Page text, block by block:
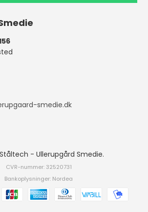
smedie.dk
- Ullerupgård Smedie.
CVR-nummer: 32520731
Bankoplysninger: Nordea